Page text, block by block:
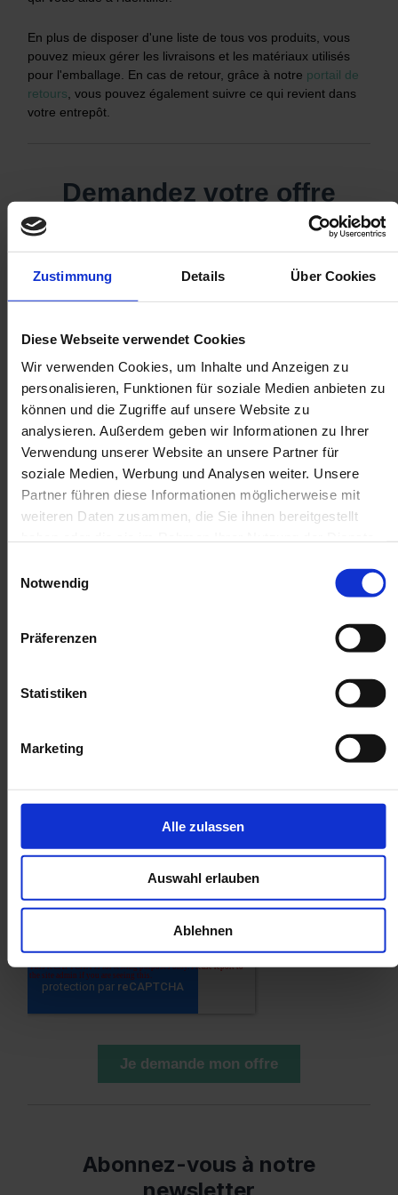
Zustimmung Details Über Cookies
Diese Webseite verwendet Cookies
Wir verwenden Cookies, um Inhalte und Anzeigen zu
personalisieren, Funktionen für soziale Medien anbieten zu
können und die Zugriffe auf unsere Website zu
analysieren. Außerdem geben wir Informationen zu Ihrer
Verwendung unserer Website an unsere Partner für
soziale Medien, Werbung und Analysen weiter. Unsere
Partner führen diese Informationen möglicherweise mit
weiteren Daten zusammen, die Sie ihnen bereitgestellt
Notwendig
Präferenzen
Statistiken
Marketing
Alle zulassen
Auswahl erlauben
Ablehnen
En plus de disposer d'une liste de tous vos produits, vous
pouvez mieux gérer les livraisons et les matériaux utilisés
pour l'emballage. En cas de retour, grâce à notre portail de
retours , vous pouvez également suivre ce qui revient dans
votre entrepôt.